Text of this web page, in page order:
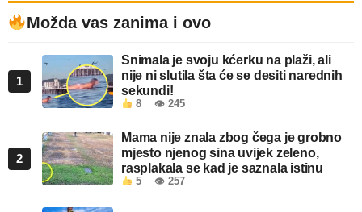
Možda vas zanima i ovo
1
Snimala je svoju kćerku na plaži, ali
nije ni slutila šta će se desiti narednih
sekundi!
8 👁 245
2
Mama nije znala zbog čega je grobno
mjesto njenog sina uvijek zeleno,
rasplakala se kad je saznala istinu
5 👁 257